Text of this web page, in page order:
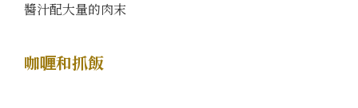
醬汁配大量的肉末
咖喱和抓飯